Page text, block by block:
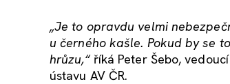
„Je to opravdu velmi
u černého kašle. Pokud by se
hrůzu,“říká Peter Šebo,
ústavu AV ČR.